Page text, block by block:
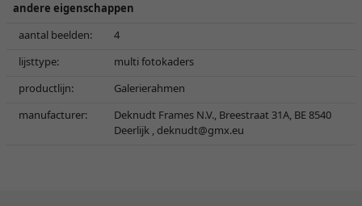
andere eigenschappen
aantal beelden:
4
lijsttype:
multi fotokaders
productlijn:
Galerierahmen
manufacturer:
Deknudt Frames N.V., Breestraat 31A, BE 8540
Deerlijk , deknudt@gmx.eu